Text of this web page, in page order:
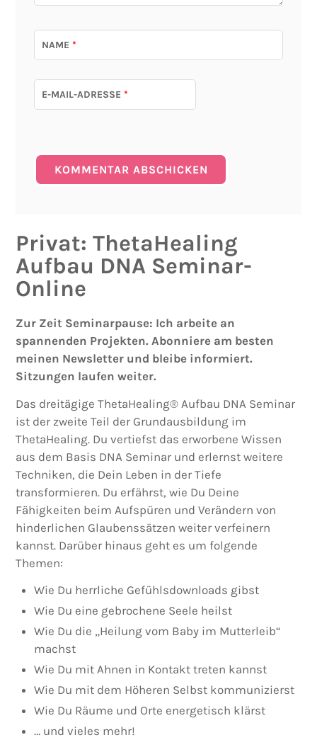
NAME *
E-MAIL-ADRESSE *
Privat: ThetaHealing
Aufbau DNA Seminar-
Online
Zur Zeit Seminarpause: Ich arbeite an
spannenden Projekten. Abonniere am besten
meinen Newsletter und bleibe informiert.
Sitzungen laufen weiter.
Das dreitägige ThetaHealing® Aufbau DNA Seminar
ist der zweite Teil der Grundausbildung im
ThetaHealing. Du vertiefst das erworbene Wissen
aus dem Basis DNA Seminar und erlernst weitere
Techniken, die Dein Leben in der Tiefe
transformieren. Du erfährst, wie Du Deine
Fähigkeiten beim Aufspüren und Verändern von
hinderlichen Glaubenssätzen weiter verfeinern
kannst. Darüber hinaus geht es um folgende
Themen:
Wie Du herrliche Gefühlsdownloads gibst
Wie Du eine gebrochene Seele heilst
Wie Du die „Heilung vom Baby im Mutterleib“
machst
Wie Du mit Ahnen in Kontakt treten kannst
Wie Du mit dem Höheren Selbst kommunizierst
Wie Du Räume und Orte energetisch klärst
… und vieles mehr!